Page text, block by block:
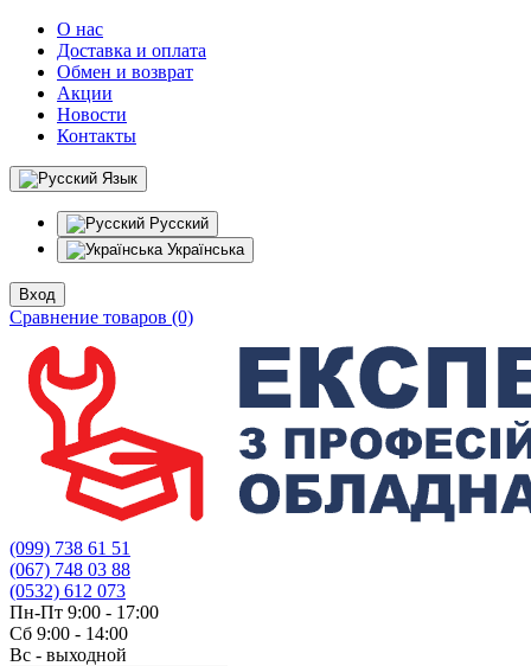
О нас
Доставка и оплата
Обмен и возврат
Акции
Новости
Контакты
Язык
Русский
Українська
Вход
Сравнение товаров (0)
(099) 738 61 51
(067) 748 03 88
(0532) 612 073
Пн-Пт 9:00 - 17:00
Сб 9:00 - 14:00
Вс - выходной